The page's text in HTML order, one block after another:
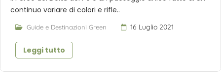
continuo variare di colori e rifle..
Guide e Destinazioni Green 16 Luglio 2021
Leggi tutto